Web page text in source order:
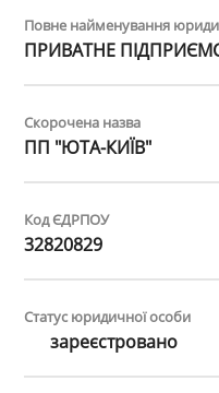
Повне найменування
ПРИВАТНЕ
Скорочена назва
ПП "ЮТА-КИЇВ"
Код ЄДРПОУ
32820829
Статус юридичної особи
зареєстровано